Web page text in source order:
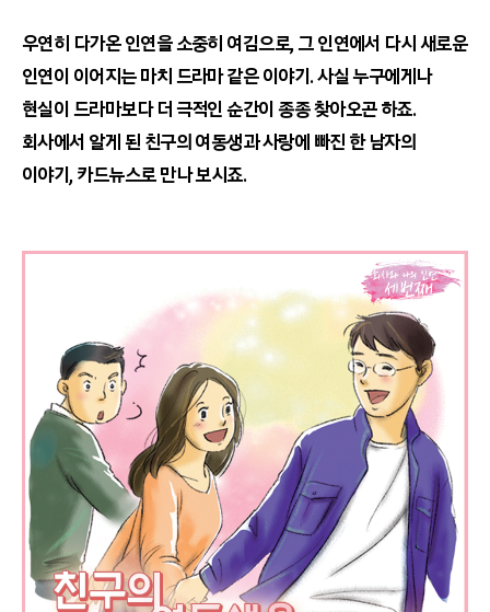
우연히 다가온 인연을 소중히 여김으로, 그 인연에서 다시 새로운
인연이 이어지는 마치 드라마 같은 이야기. 사실 누구에게나
현실이 드라마보다 더 극적인 순간이 종종 찾아오곤 하죠.
회사에서 알게 된 친구의 여동생과 사랑에 빠진 한 남자의
이야기, 카드뉴스로 만나 보시죠.